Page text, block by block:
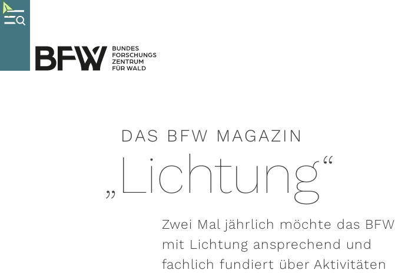
DAS BFW MAGAZIN
„Lichtung“
Zwei Mal jährlich möchte das BFW
mit Lichtung ansprechend und
fachlich fundiert über Aktivitäten